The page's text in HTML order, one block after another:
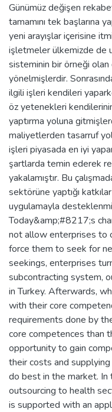
Günümüz değişen
tamamını tek başlarına
yeni arayışlar içerisine
işletmeler ülkemizde de
sisteminin bir örneği olan
yönelmişlerdir.
ilgili işleri kendileri
öz yetenekleri
yaptırma yoluna
maliyetlerden tasarruf
işleri piyasada en iyi
şartlarda temin ederek
yakalamıştır. Bu
sektörüne yaptığı
uygulamayla
Today&amp;#8217;s
not allow enterprises to
force them to seek for
seekings, enterprises
subcontracting system,
in Turkey. Afterwards,
with their core
requirements done by
core competences than
opportunity to gain
their costs and
do best in the market.
outsourcing to health
is supported with an